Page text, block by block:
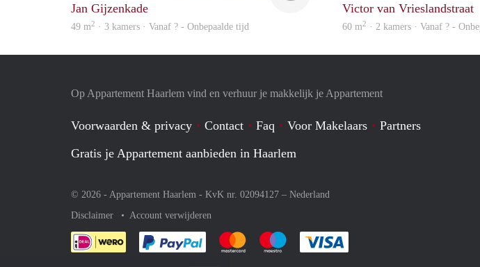
Jan Gijzenkade
49 m2 · 3 kamers · Vanaf ? - Onbepaalde tijd
Victor van Vrieslandstraat
60 m2 · 2 kamers · Vanaf ? -
Op Appartement Haarlem vind en verhuur je makkelijk je Appartement
Voorwaarden & privacy Contact Faq Voor Makelaars
Partners
Gratis je Appartement aanbieden in Haarlem
© 2026 - Appartement Haarlem - KvK nr. 02094127 – Nederland
Disclaimer
Account verwijderen
Je rekent gemakkelijk af met Paypal
Je rekent gemakkelijk af met Mastercard
Je rekent gemakkelijk af met Meastro